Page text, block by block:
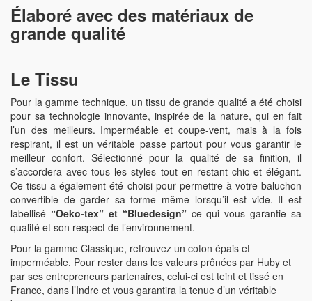
Élaboré avec des matériaux de
grande qualité
Le Tissu
Pour la gamme technique, un tissu de grande qualité a été choisi
pour sa technologie innovante, inspirée de la nature, qui en fait
l’un des meilleurs. Imperméable et coupe-vent, mais à la fois
respirant, il est un véritable passe partout pour vous garantir le
meilleur confort. Sélectionné pour la qualité de sa finition, il
s’accordera avec tous les styles tout en restant chic et élégant.
Ce tissu a également été choisi pour permettre à votre baluchon
convertible de garder sa forme même lorsqu’il est vide. Il est
labellisé “Oeko-tex” et “Bluedesign”ce qui vous garantie sa
qualité et son respect de l’environnement.
Pour la gamme Classique, retrouvez un coton épais et
imperméable. Pour rester dans les valeurs prônées par Huby et
par ses entrepreneurs partenaires, celui-ci est teint et tissé en
France, dans l’Indre et vous garantira la tenue d’un véritable